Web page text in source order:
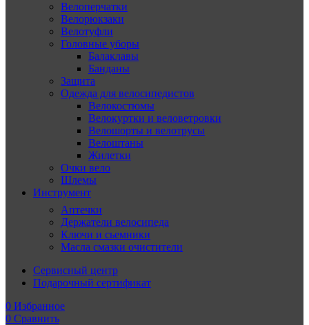
Велоперчатки
Велорюкзаки
Велотуфли
Головные уборы
Балаклавы
Банданы
Защита
Одежда для велосипедистов
Велокостюмы
Велокуртки и веловетровки
Велошорты и велотрусы
Велоштаны
Жилетки
Очки вело
Шлемы
Инструмент
Аптечки
Держатели велосипеда
Ключи и сьемники
Масла смазки очистители
Сервисный центр
Подарочный сертификат
0 Избранное
0 Сравнить